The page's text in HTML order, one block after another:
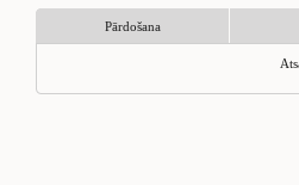
Pārdošana